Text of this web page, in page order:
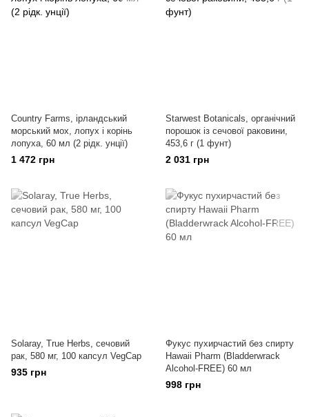
Country Farms, ірландський
морський мох, лопух і корінь
лопуха, 60 мл (2 рідк. унції)
1 472 грн
Starwest Botanicals, органічний
порошок із сечової раковини,
453,6 г (1 фунт)
2 031 грн
Solaray, True Herbs, сечовий
рак, 580 мг, 100 капсул VegCap
935 грн
Фукус пухирчастий без спирту
Hawaii Pharm (Bladderwrack
Alcohol-FREE) 60 мл
998 грн